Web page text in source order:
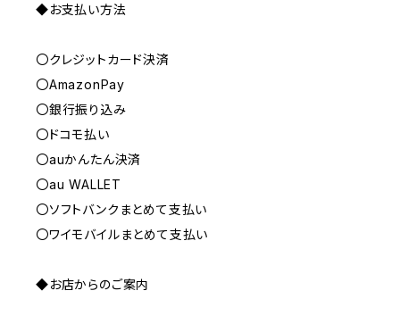
◆お支払い方法
〇クレジットカード決済
〇AmazonPay
〇銀行振り込み
〇ドコモ払い
〇auかんたん決済
〇au WALLET
〇ソフトバンクまとめて支払い
〇ワイモバイルまとめて支払い
◆お店からのご案内